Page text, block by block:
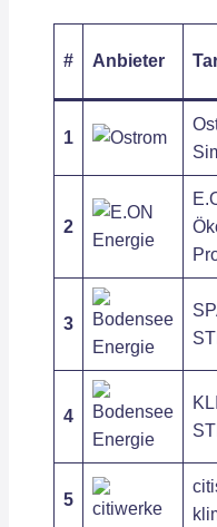
# Anbieter
1
2
3
4
5